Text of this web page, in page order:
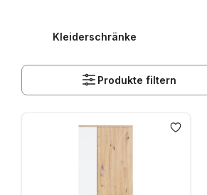
Kleiderschränke
Produkte filtern